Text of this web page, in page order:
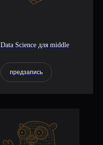
Data Science для middle
предзапись